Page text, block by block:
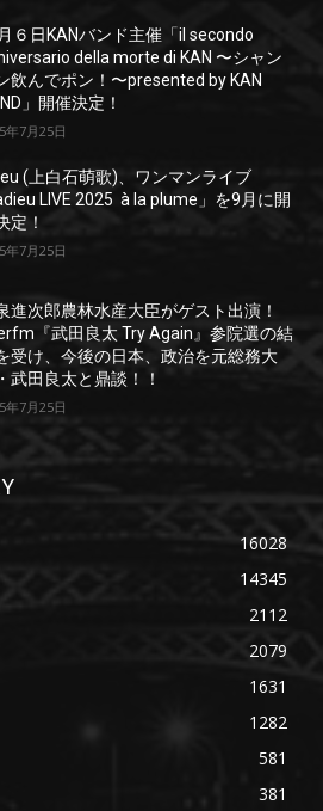
６日KANバンド主催「il secondo
della morte di KAN 〜シャン
飲んでポン！〜presented by KAN
」開催決定！
年7月25日
(上白石萌歌)、ワンマンライブ
LIVE 2025 à la plume」を9月に開
定！
年7月25日
進次郎農林水産大臣がゲスト出演！
『武田良太 Try Again』参院選の結
受け、今後の日本、政治を元総務大
武田良太と鼎談！！
年7月25日
16028
14345
2112
2079
1631
1282
581
381